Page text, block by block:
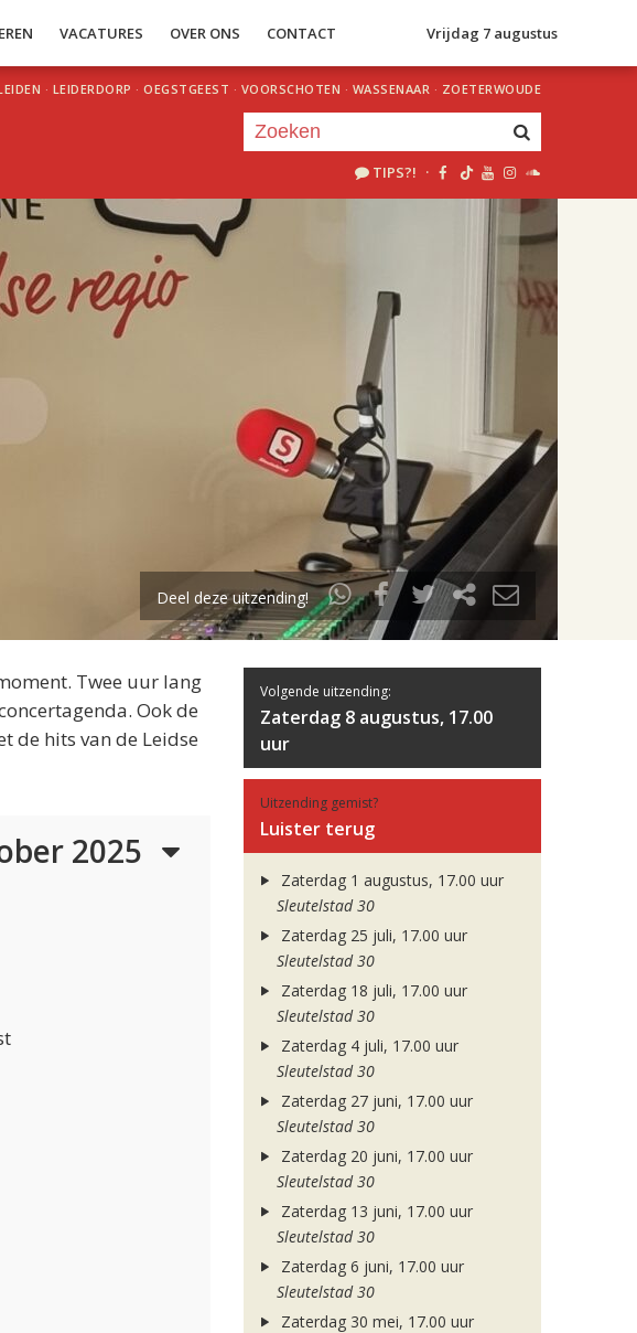
VACATURES OVER ONS CONTACT Vrijdag 7 augustus
· LEIDERDORP · OEGSTGEEST · VOORSCHOTEN · WASSENAAR · ZOETERWOUDE
TIPS?! ·
uur 1 van 2
Volgend uur
Deel deze uitzending!
Twee uur lang
Ook de
de hits van de Leidse
2025
Volgende uitzending:
Zaterdag 8 augustus, 17.00
uur
Uitzending gemist?
Luister terug
Zaterdag 1 augustus, 17.00 uur
Sleutelstad 30
Zaterdag 25 juli, 17.00 uur
Sleutelstad 30
Zaterdag 18 juli, 17.00 uur
Sleutelstad 30
Zaterdag 4 juli, 17.00 uur
Sleutelstad 30
Zaterdag 27 juni, 17.00 uur
Sleutelstad 30
Zaterdag 20 juni, 17.00 uur
Sleutelstad 30
Zaterdag 13 juni, 17.00 uur
Sleutelstad 30
Zaterdag 6 juni, 17.00 uur
Sleutelstad 30
Zaterdag 30 mei, 17.00 uur